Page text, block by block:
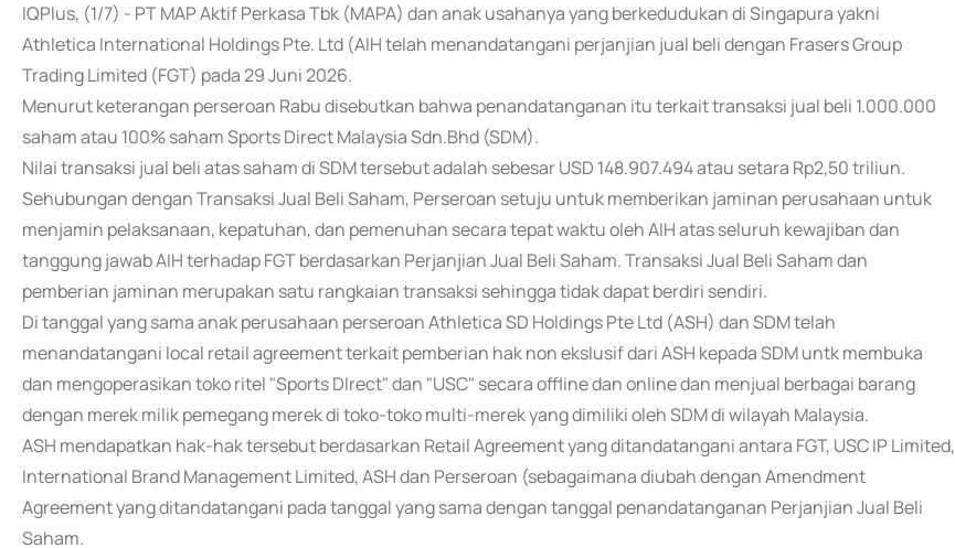
IQPlus, (1/7) - PT MAP Aktif Perkasa Tbk (MAPA) dan anak usahanya yang berkedudukan di Singapura yakni
Athletica International Holdings Pte. Ltd (AIH telah menandatangani perjanjian jual beli dengan Frasers Group
Trading Limited (FGT) pada 29 Juni 2026.
Menurut keterangan perseroan Rabu disebutkan bahwa penandatanganan itu terkait transaksi jual beli 1.000.000
saham atau 100% saham Sports Direct Malaysia Sdn.Bhd (SDM).
Nilai transaksi jual beli atas saham di SDM tersebut adalah sebesar USD 148.907.494 atau setara Rp2,50 triliun.
Sehubungan dengan Transaksi Jual Beli Saham, Perseroan setuju untuk memberikan jaminan perusahaan untuk
menjamin pelaksanaan, kepatuhan, dan pemenuhan secara tepat waktu oleh AIH atas seluruh kewajiban dan
tanggung jawab AIH terhadap FGT berdasarkan Perjanjian Jual Beli Saham. Transaksi Jual Beli Saham dan
pemberian jaminan merupakan satu rangkaian transaksi sehingga tidak dapat berdiri sendiri.
Di tanggal yang sama anak perusahaan perseroan Athletica SD Holdings Pte Ltd (ASH) dan SDM telah
menandatangani local retail agreement terkait pemberian hak non ekslusif dari ASH kepada SDM untk membuka
dan mengoperasikan toko ritel "Sports DIrect" dan "USC" secara offline dan online dan menjual berbagai barang
dengan merek milik pemegang merek di toko-toko multi-merek yang dimiliki oleh SDM di wilayah Malaysia.
ASH mendapatkan hak-hak tersebut berdasarkan Retail Agreement yang ditandatangani antara FGT, USC IP Limited,
International Brand Management Limited, ASH dan Perseroan (sebagaimana diubah dengan Amendment
Agreement yang ditandatangani pada tanggal yang sama dengan tanggal penandatanganan Perjanjian Jual Beli
Saham.